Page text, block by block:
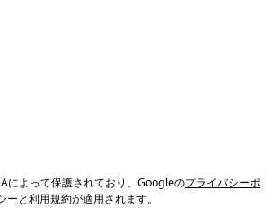
によって保護されており、Googleのプライバシーポ
ーと利用規約が適用されます。